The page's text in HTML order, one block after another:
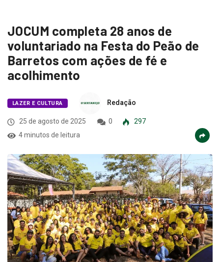
JOCUM completa 28 anos de
voluntariado na Festa do Peão de
Barretos com ações de fé e
acolhimento
LAZER E CULTURA Redação
25 de agosto de 2025 0
297
4 minutos de leitura